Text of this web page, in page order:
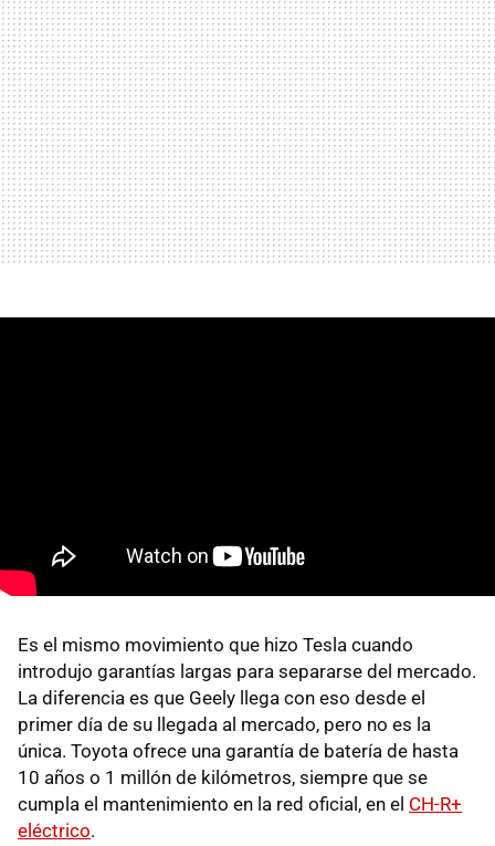
Es el mismo movimiento que hizo Tesla cuando
introdujo garantías largas para separarse del mercado.
La diferencia es que Geely llega con eso desde el
primer día de su llegada al mercado, pero no es la
única. Toyota ofrece una garantía de batería de hasta
10 años o 1 millón de kilómetros, siempre que se
cumpla el mantenimiento en la red oficial, en el CH-R+
eléctrico.